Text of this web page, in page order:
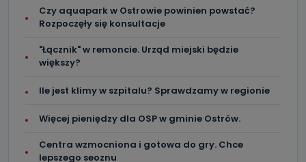
Czy aquapark w Ostrowie powinien powstać?
Rozpoczęły się konsultacje
"Łącznik" w remoncie. Urząd miejski będzie
większy?
Ile jest klimy w szpitalu? Sprawdzamy w regionie
Więcej pieniędzy dla OSP w gminie Ostrów.
Centra wzmocniona i gotowa do gry. Chce
lepszego seoznu